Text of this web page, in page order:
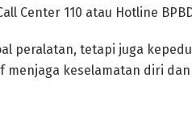
Center 110 atau Hotline
peralatan, tetapi juga
keselamatan diri dan